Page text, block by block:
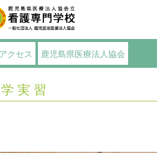
アクセス 鹿児島県医療法人協会
実習